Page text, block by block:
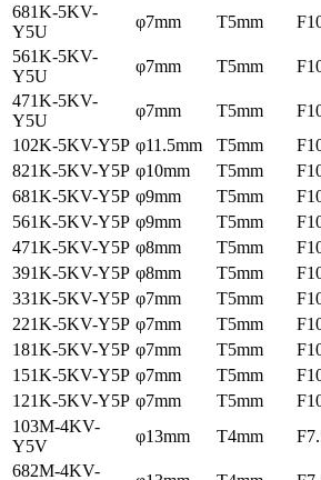
681K-5KV-
Y5U
φ7mm T5mm
561K-5KV-
Y5U
φ7mm T5mm
471K-5KV-
Y5U
φ7mm T5mm
102K-5KV-Y5P φ11.5mm T5mm
821K-5KV-Y5P φ10mm T5mm
681K-5KV-Y5P φ9mm T5mm
561K-5KV-Y5P φ9mm T5mm
471K-5KV-Y5P φ8mm T5mm
391K-5KV-Y5P φ8mm T5mm
331K-5KV-Y5P φ7mm T5mm
221K-5KV-Y5P φ7mm T5mm
181K-5KV-Y5P φ7mm T5mm
151K-5KV-Y5P φ7mm T5mm
121K-5KV-Y5P φ7mm T5mm
103M-4KV-
Y5V
φ13mm T4mm
682M-4KV-